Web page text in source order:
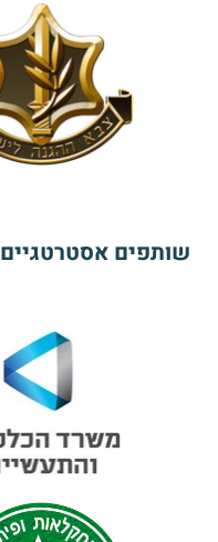
שותפים אסטרטגיים